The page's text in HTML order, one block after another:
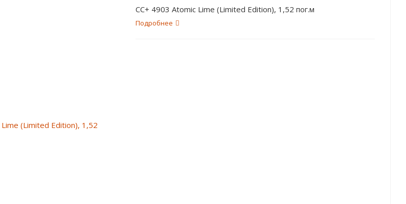
CC+ 4903 Atomic Lime (Limited Edition), 1,52 пог.м
Подробнее